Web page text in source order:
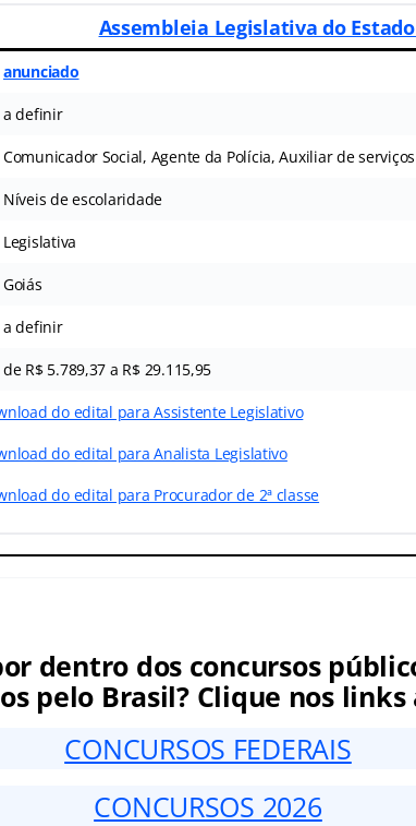
Assembleia Legislativa do
anunciado
a definir
Comunicador Social, Agente da Polícia, Auxiliar de
Níveis de escolaridade
Legislativa
Goiás
a definir
de R$ 5.789,37 a R$ 29.115,95
do edital para Assistente Legislativo
do edital para Analista Legislativo
do edital para Procurador de 2ª classe
dentro dos concursos
pelo Brasil? Clique nos links
CONCURSOS FEDERAIS
CONCURSOS 2026